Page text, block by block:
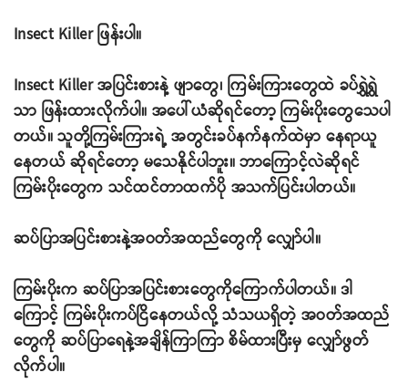
Insect Killer ဖြန်းပါ။
Insect Killer အပြင်းစားနဲ့ ဖျာတွေ၊ ကြမ်းကြားတွေထဲ ခပ်ရွှဲရွှဲ
သာ ဖြန်းထားလိုက်ပါ။ အပေါ်ယံဆိုရင်တော့ ကြမ်းပိုးတွေသေပါ
တယ်။ သူတို့ကြမ်းကြားရဲ့ အတွင်းခပ်နက်နက်ထဲမှာ နေရာယူ
နေတယ် ဆိုရင်တော့ မသေနိုင်ပါဘူး။ ဘာကြောင့်လဲဆိုရင်
ကြမ်းပိုးတွေက သင်ထင်တာထက်ပို အသက်ပြင်းပါတယ်။
ဆပ်ပြာအပြင်းစားနဲ့အဝတ်အထည်တွေကို လျှော်ပါ။
ကြမ်းပိုးက ဆပ်ပြာအပြင်းစားတွေကိုကြောက်ပါတယ်။ ဒါ
ကြောင့် ကြမ်းပိုးကပ်ငြိနေတယ်လို့ သံသယရှိတဲ့ အဝတ်အထည်
တွေကို ဆပ်ပြာရေနဲ့အချိန်ကြာကြာ စိမ်ထားပြီးမှ လျှော်ဖွတ်
လိုက်ပါ။